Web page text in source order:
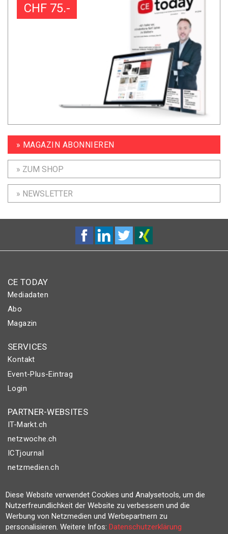
CHF 75.-
» MAGAZIN ABONNIEREN
» ZUM SHOP
» NEWSLETTER
CE TODAY
Mediadaten
Abo
Magazin
SERVICES
Kontakt
Event-Plus-Eintrag
Login
PARTNER-WEBSITES
IT-Markt.ch
netzwoche.ch
ICTjournal
netzmedien.ch
© NETZMEDIEN AG 2026
Impressum
AGB
Diese Website verwendet Cookies und Analysetools, um die
Nutzerfreundlichkeit der Website zu verbessern und die
Werbung von Netzmedien und Werbepartnern zu
personalisieren. Weitere Infos:Datenschutzerklärung